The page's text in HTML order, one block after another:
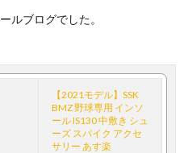
ルブログでした。
【2021モデル】SSK
BMZ 野球専用 インソ
ール IS130 中敷き シュ
ーズ スパイク アクセ
サリー あす楽